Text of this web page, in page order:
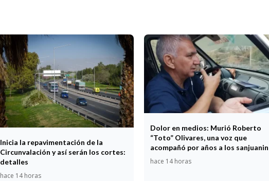
Inicia la repavimentación de la
Circunvalación y así serán los cortes:
detalles
hace 14 horas
Dolor en medios: Murió Roberto
“Toto” Olivares, una voz que
acompañó por años a los
hace 14 horas